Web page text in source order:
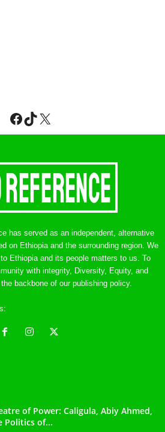
Facebook
TikTok
X
has served as an independent, alternative
on Ethiopia and the surrounding region. We
Ethiopia and its people matters to us. To
with integrity, Diversity, Equity, and
backbone of our publishing policy.
of Power: Caligula, Abiy Ahmed,
Politics of...